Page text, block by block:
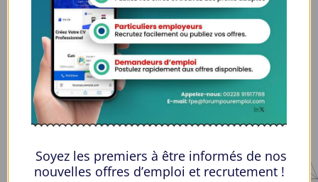
Lome, Togo
fpe@forumpouremploi.com / 0022891917788
Espaces Candidats
Tableau de Bord
Soyez les premiers à être informés de nos
nouvelles offres d’emploi et recrutement !